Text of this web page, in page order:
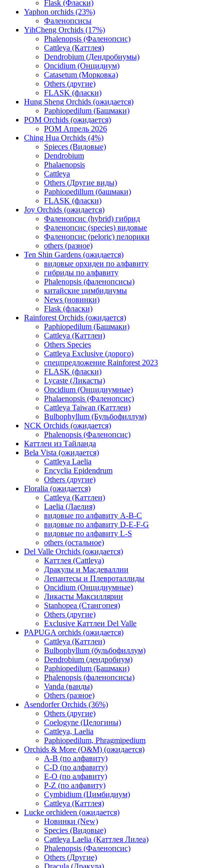
Flask (Фласки)
Yaphon orchids (23%)
Фаленопсисы
YihCheng Orchids (17%)
Phalenopsis (Фаленопсис)
Cattleya (Каттлея)
Dendrobium (Дендробиумы)
Oncidium (Онцидиум)
Catasetum (Морковка)
Others (другие)
FLASK (фласки)
Hung Sheng Orchids (ожидается)
Paphiopedilum (Башмаки)
POM Orchids (ожидается)
POM Апрель 2026
Ching Hua Orchids (4%)
Spieces (Видовые)
Dendrobium
Phalaenopsis
Cattleya
Others (Другие виды)
Paphiopedillum (башмаки)
FLASK (фласки)
Joy Orchids (ожидается)
Фаленопсис (hybrid) гибрид
Фаленопсис (species) видовые
Фаленопсис (peloric) пелорики
others (разное)
Ten Shin Gardens (ожидается)
видовые орхидеи по алфавиту
гибриды по алфавиту
Phalenopsis (фаленопсисы)
китайские цимбидиумы
News (новинки)
Flask (фласки)
Rainforest Orchids (ожидается)
Paphiopedilum (Башмаки)
Cattleya (Каттлеи)
Others Species
Cattleya Exclusive (дорого)
спецпредложение Rainforest 2023
FLASK (фласки)
Lycaste (Ликасты)
Oncidium (Онцидиумные)
Phalaenopsis (Фаленопсис)
Cattleya Taiwan (Каттлеи)
Bulbophyllum (Бульбофиллум)
NCK Orchids (ожидается)
Phalenopsis (Фаленопсис)
Каттлеи из Тайланда
Bela Vista (ожидается)
Cattleya Laelia
Encyclia Epidendrum
Others (другие)
Floralia (ожидается)
Cattleya (Каттлеи)
Laelia (Лаелия)
видовые по алфавиту A-B-C
видовые по алфавиту D-E-F-G
видовые по алфавиту L-S
others (остальное)
Del Valle Orchids (ожидается)
Каттлея (Cattleya)
Дракулы и Масдеваллии
Лепантесы и Плевроталлиды
Oncidium (Онцидиумные)
Ликасты Максиллярии
Stanhopea (Стангопея)
Others (другие)
Exclusive Каттлеи Del Valle
PAPUGA orchids (ожидается)
Cattleya (Каттлеи)
Bulbophyllum (бульбофиллум)
Dendrobium (дендробиум)
Paphiopedilum (Башмаки)
Phalenopsis (фаленопсисы)
Vanda (ванды)
Others (разное)
Asendorfer Orchids (36%)
Others (другие)
Coelogyne (Целогины)
Cattleya, Laelia
Paphiopedilum, Phragmipedium
Orchids & More (O&M) (ожидается)
A-B (по алфавиту)
C-D (по алфавиту)
E-O (по алфавиту)
P-Z (по алфавиту)
Cymbidium (Цимбидиум)
Cattleya (Каттлея)
Lucke orchideen (ожидается)
Новинки (New)
Species (Видовые)
Cattleya Laelia (Каттлея Лилеа)
Phalenopsis (Фаленопсис)
Others (Другие)
Dracula (Дракула)